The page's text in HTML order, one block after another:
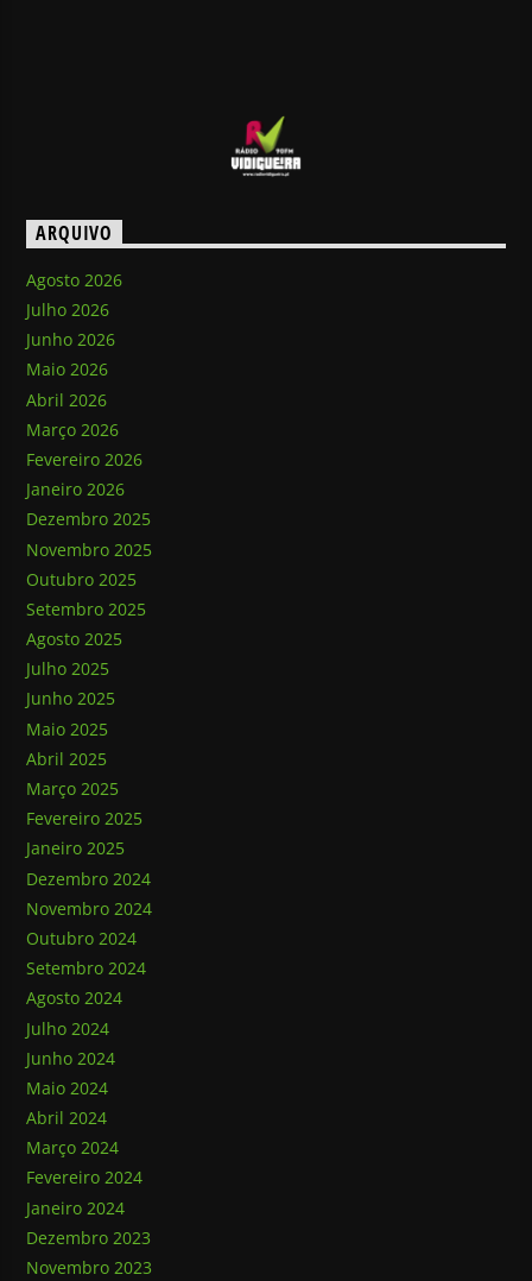
ARQUIVO
Agosto 2026
Julho 2026
Junho 2026
Maio 2026
Abril 2026
Março 2026
Fevereiro 2026
Janeiro 2026
Dezembro 2025
Novembro 2025
Outubro 2025
Setembro 2025
Agosto 2025
Julho 2025
Junho 2025
Maio 2025
Abril 2025
Março 2025
Fevereiro 2025
Janeiro 2025
Dezembro 2024
Novembro 2024
Outubro 2024
Setembro 2024
Agosto 2024
Julho 2024
Junho 2024
Maio 2024
Abril 2024
Março 2024
Fevereiro 2024
Janeiro 2024
Dezembro 2023
Novembro 2023